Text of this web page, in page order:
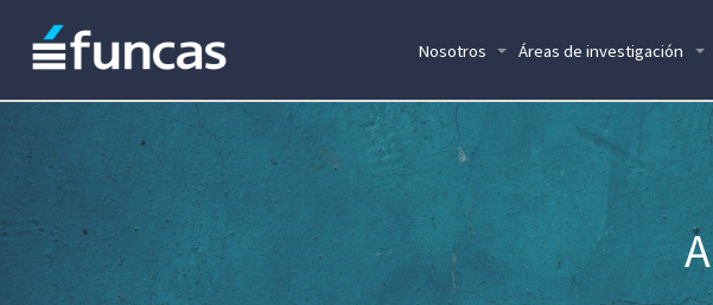
Nosotros Áreas de investigación